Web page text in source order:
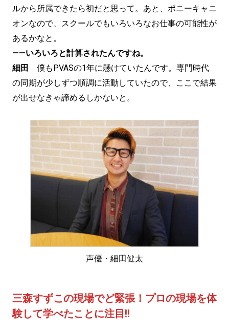
ルから所属できたら初だと思って。あと、ポニーキャニ
オンなので、スクールでもいろいろなお仕事の可能性が
あるかなと。
——いろいろと計算されたんですね。
細田
僕もPVASの1年に懸けていたんです。専門時代
の同期が少しずつ順調に活動していたので、ここで結果
が出せなきゃ諦めるしかないと。
声優・細田健太
三森すずこの現場でど緊張！プロの現場を体
験して学べたことに注目!!